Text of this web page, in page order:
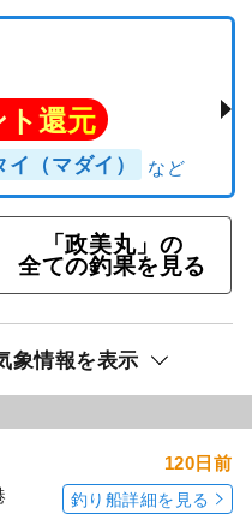
還元
イ（マダイ）
「政美丸」の
全ての釣果を見る
象情報を表示
120日前
釣り船詳細を見る